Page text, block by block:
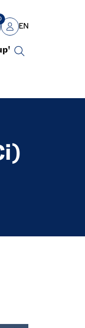
Mon compte
EN
Recherche